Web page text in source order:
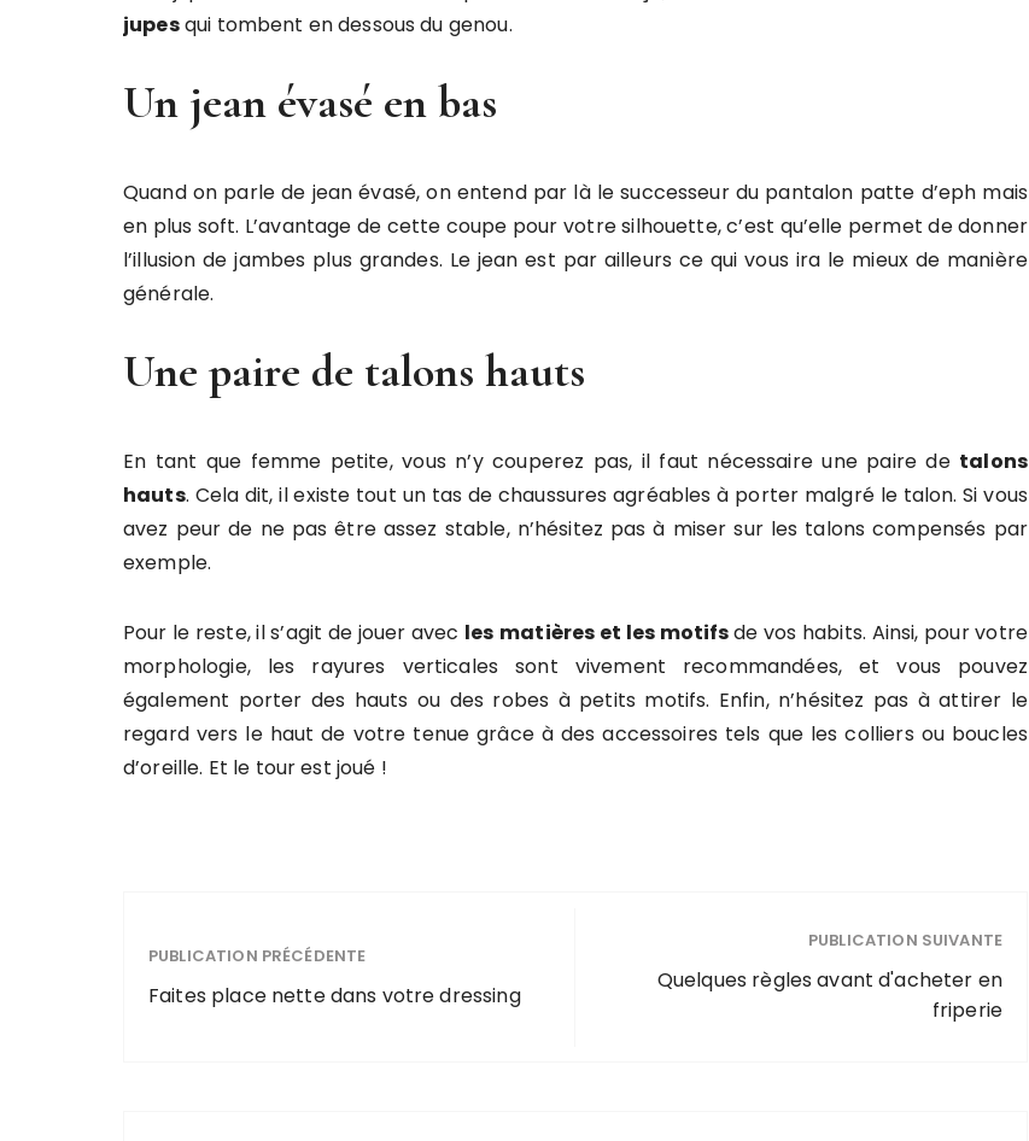
jupesqui tombent en dessous du genou.
Un jean évasé en bas
Quand on parle de jean évasé, on entend par là le successeur du pantalon patte d’eph mais
en plus soft. L’avantage de cette coupe pour votre silhouette, c’est qu’elle permet de donner
l’illusion de jambes plus grandes. Le jean est par ailleurs ce qui vous ira le mieux de manière
générale.
Une paire de talons hauts
En tant que femme petite, vous n’y couperez pas, il faut nécessaire une paire de talons
hauts. Cela dit, il existe tout un tas de chaussures agréables à porter malgré le talon. Si vous
avez peur de ne pas être assez stable, n’hésitez pas à miser sur les talons compensés par
exemple.
Pour le reste, il s’agit de jouer avec les matières et les motifsde vos habits. Ainsi, pour votre
morphologie, les rayures verticales sont vivement recommandées, et vous pouvez
également porter des hauts ou des robes à petits motifs. Enfin, n’hésitez pas à attirer le
regard vers le haut de votre tenue grâce à des accessoires tels que les colliers ou boucles
d’oreille. Et le tour est joué !
PUBLICATION PRÉCÉDENTE
Faites place nette dans votre dressing
PUBLICATION SUIVANTE
Quelques règles avant d'acheter en
friperie